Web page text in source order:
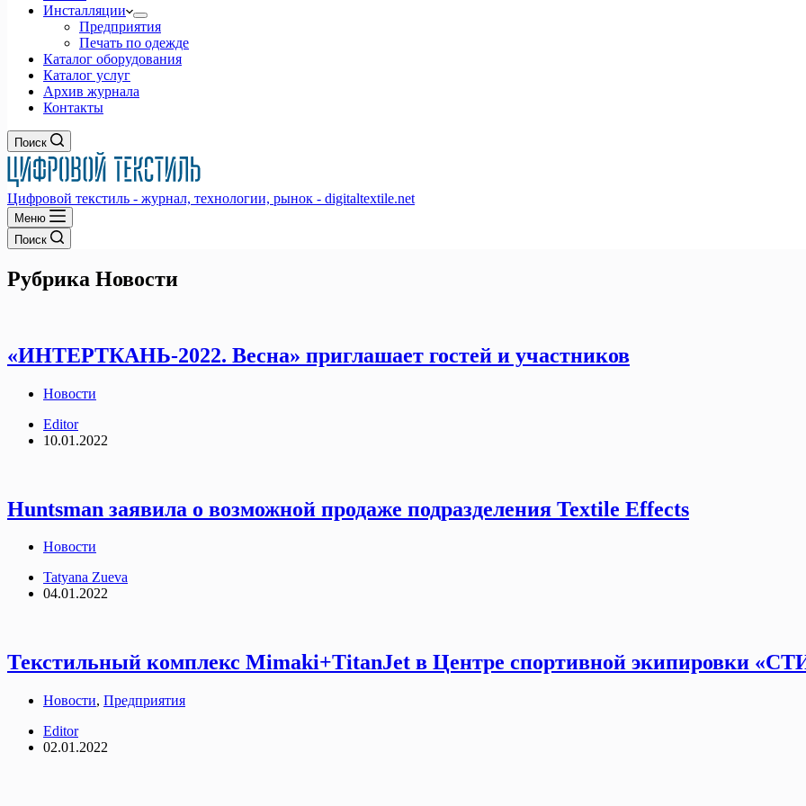
Инсталляции
Предприятия
Печать по одежде
Каталог оборудования
Каталог услуг
Архив журнала
Контакты
Поиск
Цифровой текстиль - журнал, технологии, рынок - digitaltextile.net
Меню
Поиск
Рубрика Новости
«ИНТЕРТКАНЬ-2022. Весна» приглашает гостей и участников
Новости
Editor
10.01.2022
Huntsman заявила о возможной продаже подразделения Textile Effects
Новости
Tatyana Zueva
04.01.2022
Текстильный комплекс Mimaki+TitanJet в Центре спортивной экипировки
Новости, Предприятия
Editor
02.01.2022